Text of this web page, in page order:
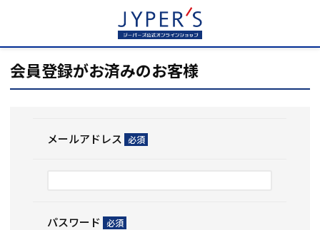
会員登録がお済みのお客様
メールアドレス
パスワード